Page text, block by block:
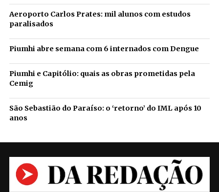
Aeroporto Carlos Prates: mil alunos com estudos
paralisados
Piumhi abre semana com 6 internados com Dengue
Piumhi e Capitólio: quais as obras prometidas pela
Cemig
São Sebastião do Paraíso: o ‘retorno’ do IML após 10
anos